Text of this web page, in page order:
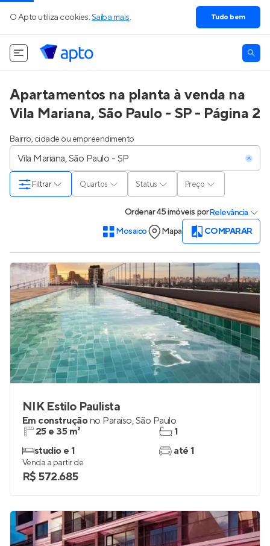
O Apto utiliza cookies. Saiba mais. Tudo bem
Apartamentos na planta à venda na
Vila Mariana, São Paulo - SP - Página 2
Bairro, cidade ou empreendimento
Quartos Status Preço
Filtrar
Ordenar45 imóveis porRelevância
Mosaico
Mapa COMPARAR
NIK Estilo Paulista
Em construçãono Paraíso,São Paulo
25 e 35 m²
studio e 1
1
até 1
Venda a partir de
R$ 572.685